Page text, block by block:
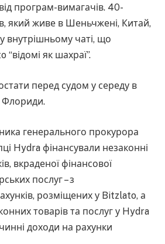
програм-вимагачів. 40-
який живе в Шеньчжені, Китай,
внутрішньому чаті, що
“відомі як шахраї”.
перед судом у середу в
Флориди.
генерального прокурора
Hydra фінансували незаконні
вкраденої фінансової
послуг – з
розміщених у Bitzlato, а
товарів та послуг у Hydra
доходи на рахунки